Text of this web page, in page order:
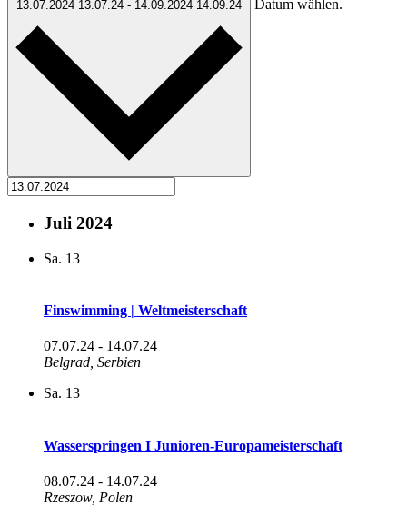
13.07.2024 13.07.24 - 14.09.2024 14.09.24 Datum wählen.
Juli 2024
Sa. 13
Finswimming | Weltmeisterschaft
07.07.24 - 14.07.24
Belgrad, Serbien
Sa. 13
Wasserspringen I Junioren-Europameisterschaft
08.07.24 - 14.07.24
Rzeszow, Polen